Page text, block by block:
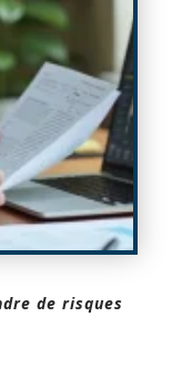
de risques